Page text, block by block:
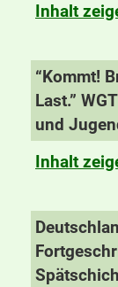
Inhalt
“Kommt!
Last.”
und
Inhalt